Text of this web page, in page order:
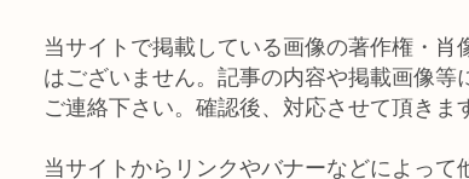
当サイトで掲載している画像の著作権・
はございません。記事の内容や掲載画像
ご連絡下さい。確認後、対応させて頂きま
当サイトからリンクやバナーなどによっ